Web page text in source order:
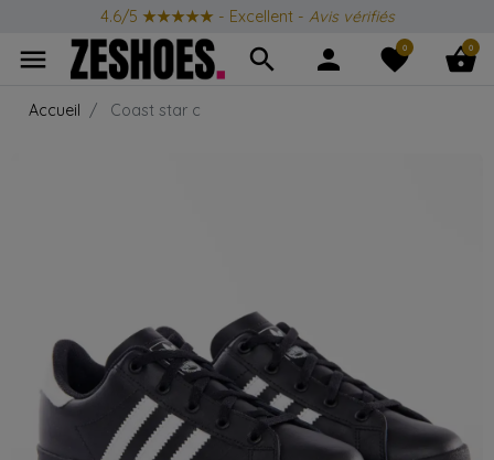
4.6/5 ★★★★★ - Excellent - Avis vérifiés
menu search person favorite
0 shopping_basket
0
Accueil Coast star c